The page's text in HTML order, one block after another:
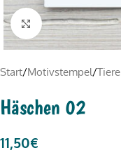
Click to enlarge
Start/Motivstempel/Tiere
Häschen 02
11,50€